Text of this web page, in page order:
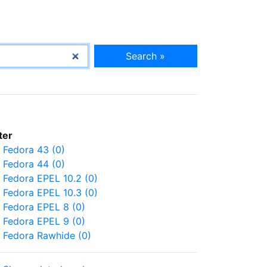
Search »
Fedora 43 (0)
Fedora 44 (0)
Fedora EPEL 10.2 (0)
Fedora EPEL 10.3 (0)
Fedora EPEL 8 (0)
Fedora EPEL 9 (0)
Fedora Rawhide (0)